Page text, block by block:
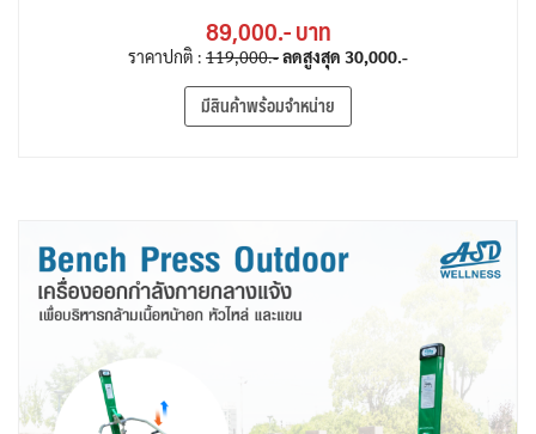
89,000.- บาท
ราคาปกติ : 119,000.-ลดสูงสุด 30,000.-
มีสินค้าพร้อมจำหน่าย